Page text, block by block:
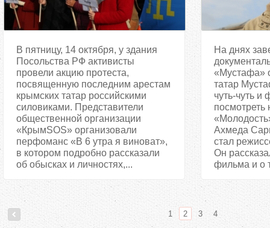
В пятницу, 14 октября, у здания
Посольства РФ активисты
провели акцию протеста,
посвященную последним арестам
крымских татар российскими
силовиками. Представители
общественной организации
«КрымSOS» организовали
перфоманс «В 6 утра я виноват»,
в котором подробно рассказали
об обысках и личностях,...
На днях
«Мустафа»
татар
чуть-чуть и
посмотреть
Ахмеда
стал
Он
фильма и о
1 2 3 4